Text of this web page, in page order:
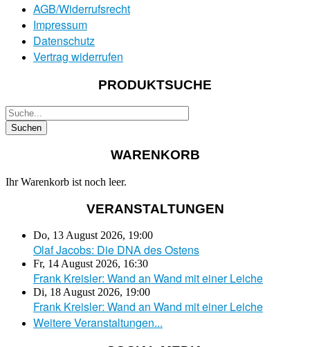
AGB/Widerrufsrecht
Impressum
Datenschutz
Vertrag widerrufen
PRODUKTSUCHE
WARENKORB
Ihr Warenkorb ist noch leer.
VERANSTALTUNGEN
Do, 13 August 2026, 19:00
Olaf Jacobs: Die DNA des Ostens
Fr, 14 August 2026, 16:30
Frank Kreisler: Wand an Wand mit einer Leiche
Di, 18 August 2026, 19:00
Frank Kreisler: Wand an Wand mit einer Leiche
Weitere Veranstaltungen...